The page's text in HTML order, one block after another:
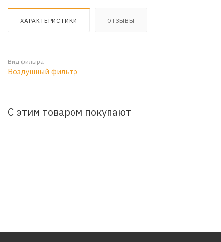
ХАРАКТЕРИСТИКИ ОТЗЫВЫ
Вид фильтра
Воздушный фильтр
С этим товаром покупают